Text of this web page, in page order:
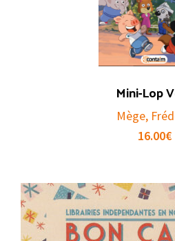
Mini-Lop
Mège,
16.00€